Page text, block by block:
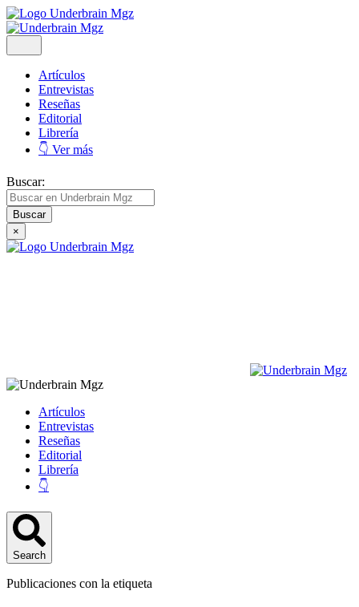
Artículos
Entrevistas
Reseñas
Editorial
Librería
👇 Ver más
Buscar:
×
Artículos
Entrevistas
Reseñas
Editorial
Librería
👇
Search
Publicaciones con la etiqueta